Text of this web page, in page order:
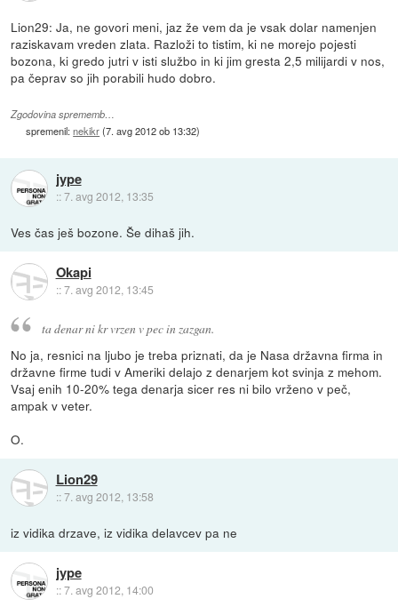
Lion29: Ja, ne govori meni, jaz že vem da je vsak dolar namenjen
raziskavam vreden zlata. Razloži to tistim, ki ne morejo pojesti
bozona, ki gredo jutri v isti službo in ki jim gresta 2,5 milijardi v nos,
pa čeprav so jih porabili hudo dobro.
Zgodovina sprememb…
spremenil:nekikr(7. avg 2012 ob 13:32)
jype
::7. avg 2012, 13:35
Ves čas ješ bozone. Še dihaš jih.
Okapi
::7. avg 2012, 13:45
ta denar ni kr vrzen v pec in zazgan.
No ja, resnici na ljubo je treba priznati, da je Nasa državna firma in
državne firme tudi v Ameriki delajo z denarjem kot svinja z mehom.
Vsaj enih 10-20% tega denarja sicer res ni bilo vrženo v peč,
ampak v veter.
O.
Lion29
::7. avg 2012, 13:58
iz vidika drzave, iz vidika delavcev pa ne
jype
::7. avg 2012, 14:00